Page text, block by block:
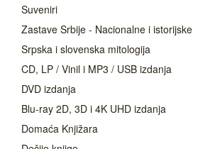
Suveniri
Zastave Srbije - Nacionalne i istorijske
Srpska i slovenska mitologija
CD, LP / Vinil i MP3 / USB izdanja
DVD izdanja
Blu-ray 2D, 3D i 4K UHD izdanja
Domaća Knjižara